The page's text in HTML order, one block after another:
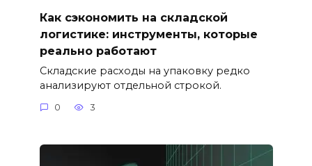
Как сэкономить на складской
логистике: инструменты, которые
реально работают
Складские расходы на упаковку редко
анализируют отдельной строкой.
0 3